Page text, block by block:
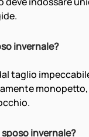
invernale?
taglio
invernale?